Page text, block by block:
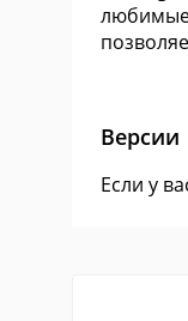
Версии
Если у